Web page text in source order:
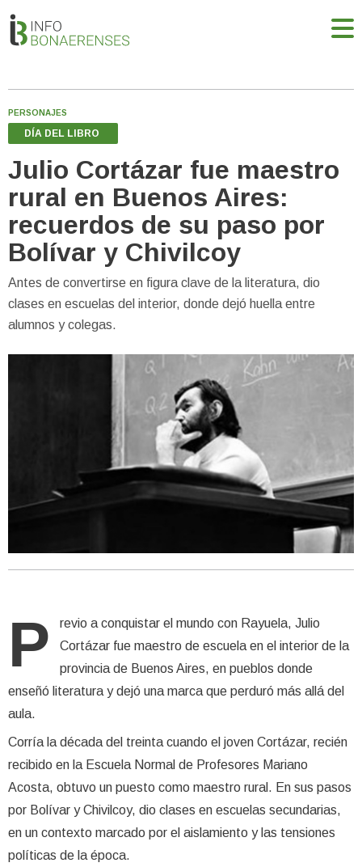
PERSONAJES
DÍA DEL LIBRO
Julio Cortázar fue maestro
rural en Buenos Aires:
recuerdos de su paso por
Bolívar y Chivilcoy
Antes de convertirse en figura clave de la literatura, dio
clases en escuelas del interior, donde dejó huella entre
alumnos y colegas.
P
revio a conquistar el mundo con Rayuela, Julio
Cortázar fue maestro de escuela en el interior de la
provincia de Buenos Aires, en pueblos donde
enseñó literatura y dejó una marca que perduró más allá del
aula.
Corría la década del treinta cuando el joven Cortázar, recién
recibido en la Escuela Normal de Profesores Mariano
Acosta, obtuvo un puesto como maestro rural. En sus pasos
por Bolívar y Chivilcoy, dio clases en escuelas secundarias,
en un contexto marcado por el aislamiento y las tensiones
políticas de la época.